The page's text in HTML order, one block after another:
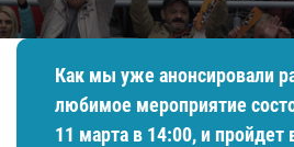
Как мы уже анонсировали
любимое мероприятие
11 марта в 14:00, и пройдет